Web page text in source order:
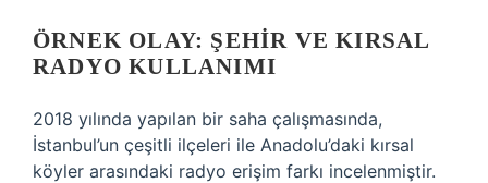
ÖRNEK OLAY: ŞEHIR VE KIRSAL
RADYO KULLANIMI
2018 yılında yapılan bir saha çalışmasında,
İstanbul’un çeşitli ilçeleri ile Anadolu’daki kırsal
köyler arasındaki radyo erişim farkı incelenmiştir.